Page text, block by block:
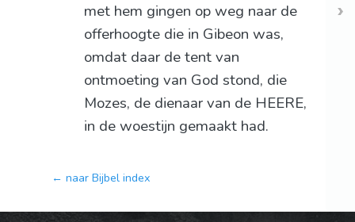
met hem gingen op weg naar de
offerhoogte die in Gibeon was,
omdat daar de tent van
ontmoeting van God stond, die
Mozes, de dienaar van de HEERE,
in de woestijn gemaakt had.
← naar Bijbel index